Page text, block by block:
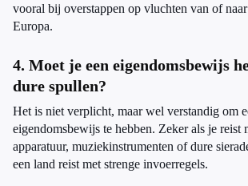
vooral bij overstappen op vluchten van of
Europa.
4. Moet je een eigendomsbewijs
dure spullen?
Het is niet verplicht, maar wel verstandig om
eigendomsbewijs te hebben. Zeker als je reist
apparatuur, muziekinstrumenten of dure
een land reist met strenge invoerregels.